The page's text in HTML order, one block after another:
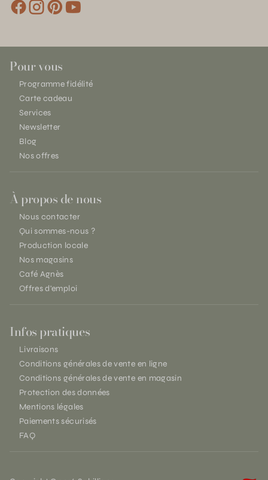
Pour vous
Programme fidélité
Carte cadeau
Services
Newsletter
Blog
Nos offres
À propos de nous
Nous contacter
Qui sommes-nous ?
Production locale
Nos magasins
Café Agnès
Offres d'emploi
Infos pratiques
Livraisons
Conditions générales de vente en ligne
Conditions générales de vente en magasin
Protection des données
Mentions légales
Paiements sécurisés
FAQ